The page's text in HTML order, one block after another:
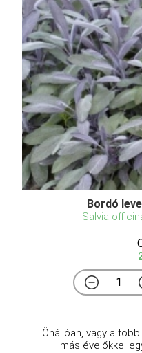
Bordó
Salvia
Önállóan, vagy a
más évelőkkel